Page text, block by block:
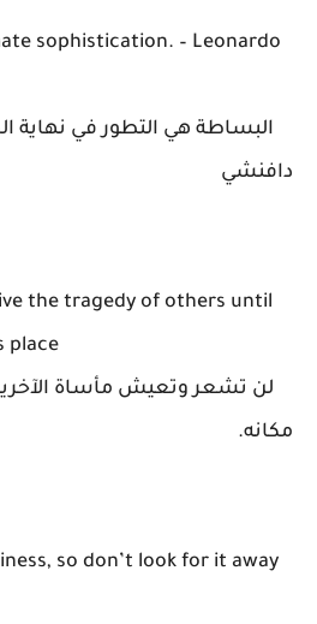
sophistication. – Leonardo
البساطة هي التطور في نهاية
دافنشي
the tragedy of others until
place
لن تشعر وتعيش مأساة
مكانه.
so don’t look for it away